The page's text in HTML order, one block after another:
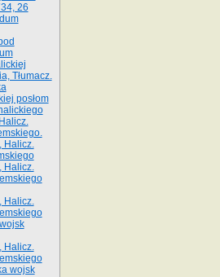
26
Tłumacz.
posłom
Halicz.
Halicz.
Halicz.
Halicz.
wojsk